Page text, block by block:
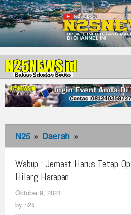
N25 » Daerah »
:
Jemaat
Wabup : Jemaat Harus Tetap
Hilang Harapan
October 9, 2021
by n25